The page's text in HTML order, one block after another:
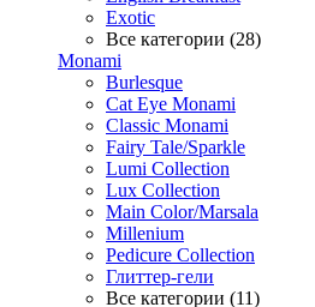
Exotic
Все категории (28)
Monami
Burlesque
Cat Eye Monami
Classic Monami
Fairy Tale/Sparkle
Lumi Collection
Lux Collection
Main Color/Marsala
Millenium
Pedicure Collection
Глиттер-гели
Все категории (11)